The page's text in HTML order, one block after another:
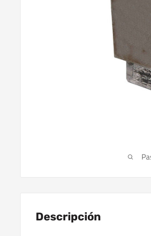
Descripción